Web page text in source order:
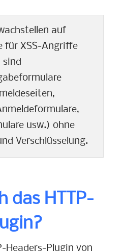
auf
für XSS-Angriffe
sind
usw.) ohne
Verschlüsselung.
das HTTP-
Headers-Plugin von